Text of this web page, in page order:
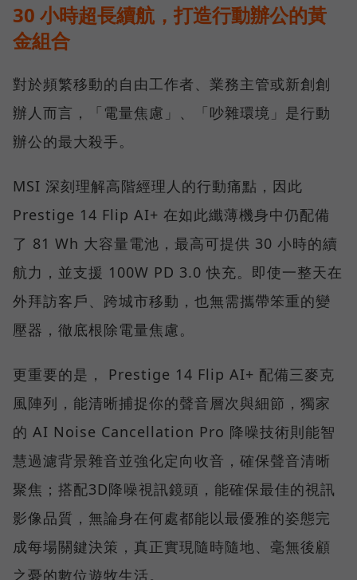
30 小時超長續航，打造行動辦公的黃
金組合
對於頻繁移動的自由工作者、業務主管或新創創
辦人而言，「電量焦慮」、「吵雜環境」是行動
辦公的最大殺手。
MSI 深刻理解高階經理人的行動痛點，因此
Prestige 14 Flip AI+ 在如此纖薄機身中仍配備
了 81 Wh 大容量電池，最高可提供 30 小時的續
航力，並支援 100W PD 3.0 快充。即使一整天在
外拜訪客戶、跨城市移動，也無需攜帶笨重的變
壓器，徹底根除電量焦慮。
更重要的是， Prestige 14 Flip AI+ 配備三麥克
風陣列，能清晰捕捉你的聲音層次與細節，獨家
的 AI Noise Cancellation Pro 降噪技術則能智
慧過濾背景雜音並強化定向收音，確保聲音清晰
聚焦；搭配3D降噪視訊鏡頭，能確保最佳的視訊
影像品質，無論身在何處都能以最優雅的姿態完
成每場關鍵決策，真正實現隨時隨地、毫無後顧
之憂的數位遊牧生活。